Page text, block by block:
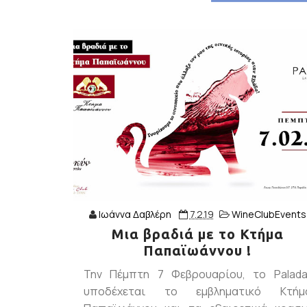
Ιωάννα Δαβλέρη 7.2.19 WineClubEvents
Μια βραδιά με το Κτήμα
Παπαϊωάννου !
Την Πέμπτη 7 Φεβρουαρίου, το
υποδέχεται το εμβληματικό